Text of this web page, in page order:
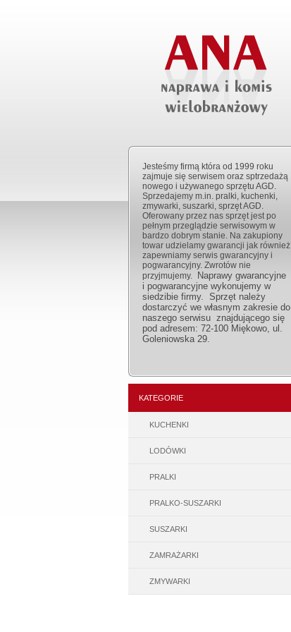
Jesteśmy firmą która od 1999 roku
zajmuje się serwisem oraz sptrzedażą
nowego i używanego sprzętu AGD.
Sprzedajemy m.in. pralki, kuchenki,
zmywarki, suszarki, sprzęt AGD.
Oferowany przez nas sprzęt jest po
pełnym przeglądzie serwisowym w
bardzo dobrym stanie. Na zakupiony
towar udzielamy gwarancji jak również
zapewniamy serwis gwarancyjny i
pogwarancyjny. Zwrotów nie
przyjmujemy.
Naprawy gwarancyjne
i pogwarancyjne wykonujemy w
siedzibie firmy. Sprzęt należy
dostarczyć we własnym zakresie do
naszego serwisu znajdującego się
pod adresem: 72-100 Miękowo, ul.
Goleniowska 29.
KATEGORIE
KUCHENKI
LODÓWKI
PRALKI
PRALKO-SUSZARKI
SUSZARKI
ZAMRAŻARKI
ZMYWARKI